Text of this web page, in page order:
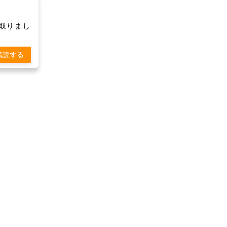
りまし
読する